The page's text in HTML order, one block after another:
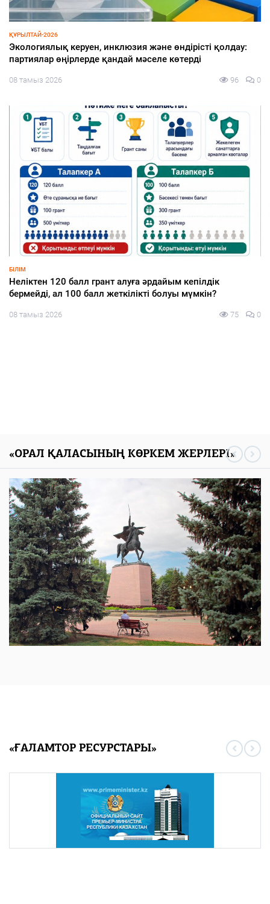
СПОРТ
Туризм және спорт министрі «Болашақ ойындары 2026»
аясындағы фиджитал-футбол жарысына қатысты
08 тамыз 2026 93 0
ҚҰРЫЛТАЙ-2026
Откуда казахстанцы узнают о партиях и кандидатах на
выборах в Курултай — результаты опроса
08 тамыз 2026 84 0
«ОРАЛ ҚАЛАСЫНЫҢ КӨРКЕМ ЖЕРЛЕРІ»
«ҒАЛАМТОР РЕСУРСТАРЫ»